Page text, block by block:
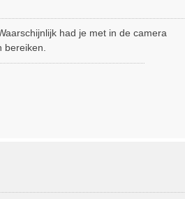
had je met in de camera